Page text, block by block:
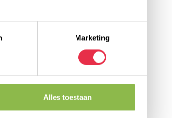
Marketing
Alles toestaan